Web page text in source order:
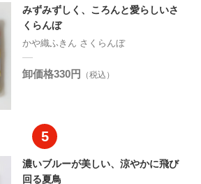
みずみずしく、ころんと愛らしいさ
くらんぼ
かや織ふきん さくらんぼ
卸価格330円 （税込）
濃いブルーが美しい、涼やかに飛び
回る夏鳥